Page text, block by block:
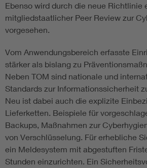
Ebenso wird durch die neue Richtlinie
mitgliedstaatlicher Peer Review zur
vorgesehen.
Vom Anwendungsbereich erfasste
stärker als bislang zu
Neben TOM sind nationale und
Standards zur Informationssicherheit
Neu ist dabei auch die explizite
Lieferketten. Beispiele für
Backups, Maßnahmen zur
von Verschlüsselung. Für erhebliche
ein Meldesystem mit abgestuften
Stunden einzurichten. Ein